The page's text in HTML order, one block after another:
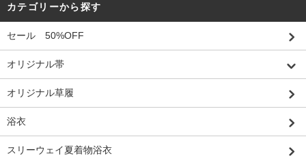
カテゴリーから探す
セール 50%OFF
オリジナル帯
オリジナル草履
浴衣
スリーウェイ夏着物浴衣